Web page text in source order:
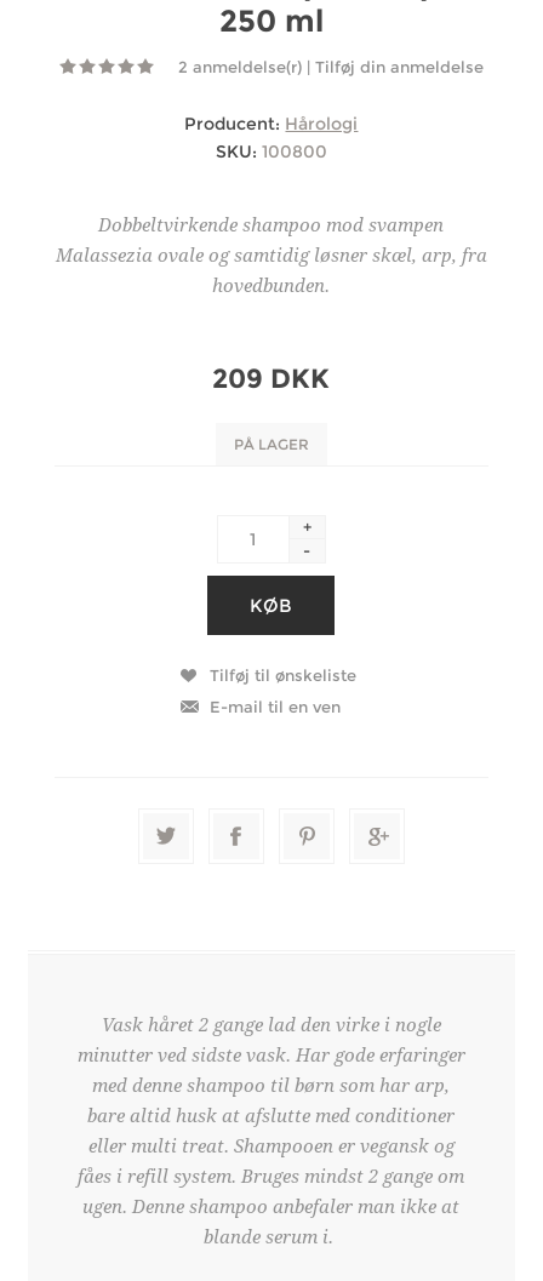
250 ml
2 anmeldelse(r) | Tilføj din anmeldelse
Producent: Hårologi
SKU: 100800
Dobbeltvirkende shampoo mod svampen
Malassezia ovale og samtidig løsner skæl, arp, fra
hovedbunden.
209 DKK
PÅ LAGER
+
-
Vask håret 2 gange lad den virke i nogle
minutter ved sidste vask. Har gode erfaringer
med denne shampoo til børn som har arp,
bare altid husk at afslutte med conditioner
eller multi treat. Shampooen er vegansk og
fåes i refill system. Bruges mindst 2 gange om
ugen. Denne shampoo anbefaler man ikke at
blande serum i.